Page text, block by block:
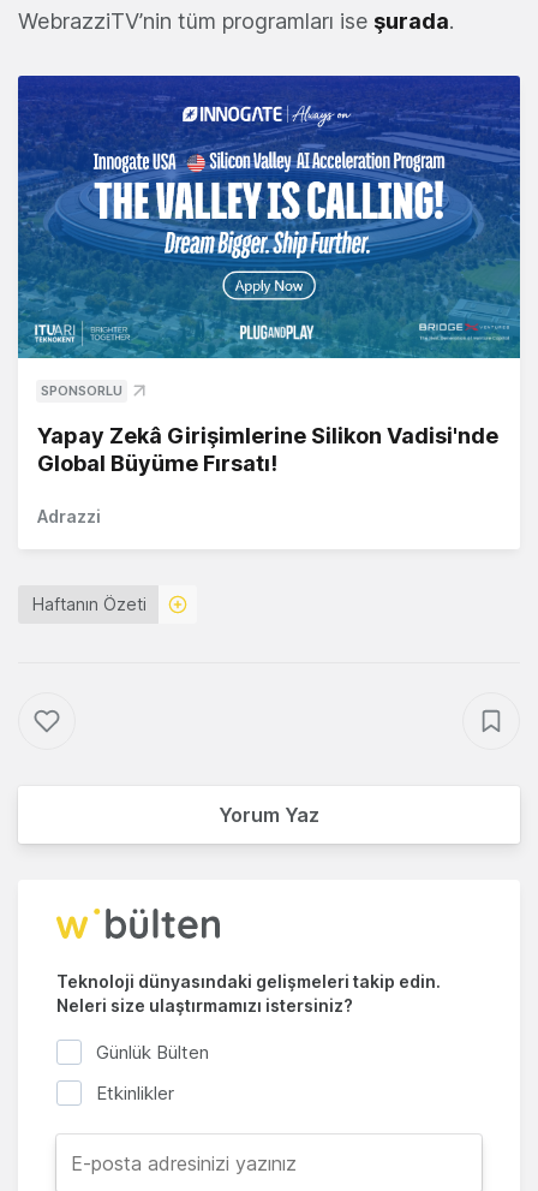
WebrazziTV’nin tüm programları ise şurada.
SPONSORLU
Yapay Zekâ Girişimlerine Silikon Vadisi'nde
Global Büyüme Fırsatı!
Adrazzi
Haftanın Özeti
Yorum Yaz
Teknoloji dünyasındaki gelişmeleri takip edin.
Neleri size ulaştırmamızı istersiniz?
Günlük Bülten
Etkinlikler